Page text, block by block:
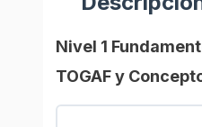
Nivel 1
TOGAF y